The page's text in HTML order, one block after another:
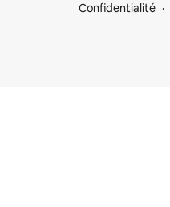
Confidentialité